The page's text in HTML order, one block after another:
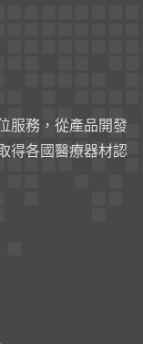
服務，從產品開發
得各國醫療器材認